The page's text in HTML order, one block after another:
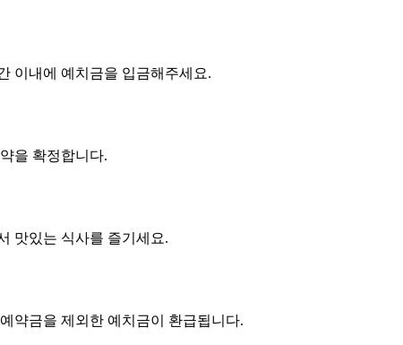
이내에 예치금을 입금해주세요.
을 확정합니다.
맛있는 식사를 즐기세요.
약금을 제외한 예치금이 환급됩니다.